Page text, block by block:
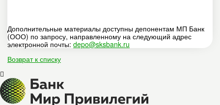
Дополнительные материалы доступны депонентам МП Банк
(ООО) по запросу, направленному на следующий адрес
электронной почты: depo@sksbank.ru
Возврат к списку